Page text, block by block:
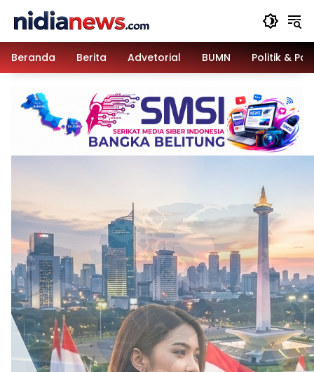
Beranda
Berita Advetorial BUMN Politik &